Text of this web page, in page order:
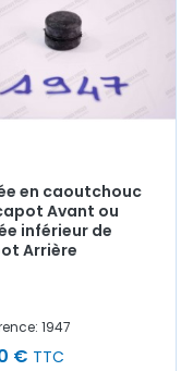
en caoutchouc
Avant ou
inférieur de
Arrière
1947
€ TTC